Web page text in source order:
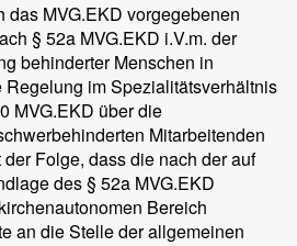
das MVG.EKD vorgegebenen
§ 52a MVG.EKD i.V.m. der
behinderter Menschen in
Regelung im Spezialitätsverhältnis
MVG.EKD über die
Mitarbeitenden
Folge, dass die nach der auf
des § 52a MVG.EKD
Bereich
an die Stelle der allgemeinen